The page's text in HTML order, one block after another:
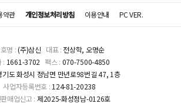
약관 개인정보처리방침 이용안내 PC VER.
명 :(주)삼신 대표 : 전상학, 오명순
: 1661-3702 팩스 : 070-7500-4850
기도 화성시 정남면 만년로98번길 47, 1층
사업자등록번호 : 124-81-20238
매업신고 : 제2025-화성정남-0126호